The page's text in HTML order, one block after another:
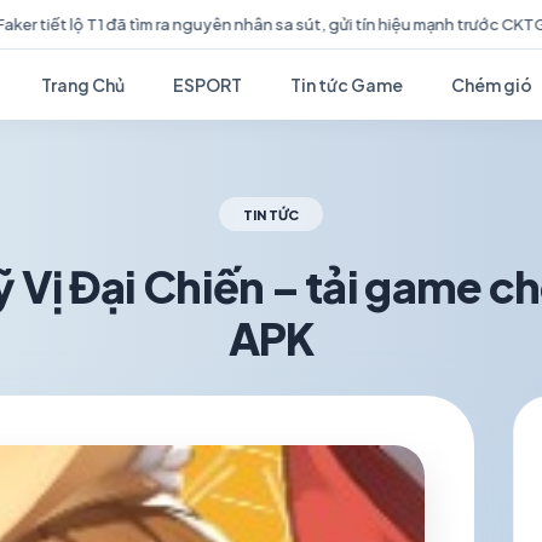
tín hiệu mạnh trước CKTG 2026 Game SLG Tam Quốc hành
Trang Chủ ESPORT Tin tức Game Chém gió
TIN TỨC
Vị Đại Chiến – tải game
APK